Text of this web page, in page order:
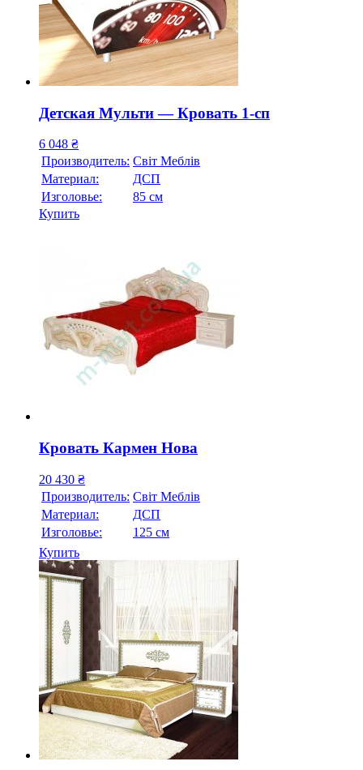
Детская Мульти — Кровать 1-сп
6 048 ₴
Производитель: Свiт Меблiв
Материал:
ДСП
Изголовье:
85 см
Купить
Кровать Кармен Нова
20 430 ₴
Производитель: Свiт Меблiв
Материал:
ДСП
Изголовье:
125 см
Купить